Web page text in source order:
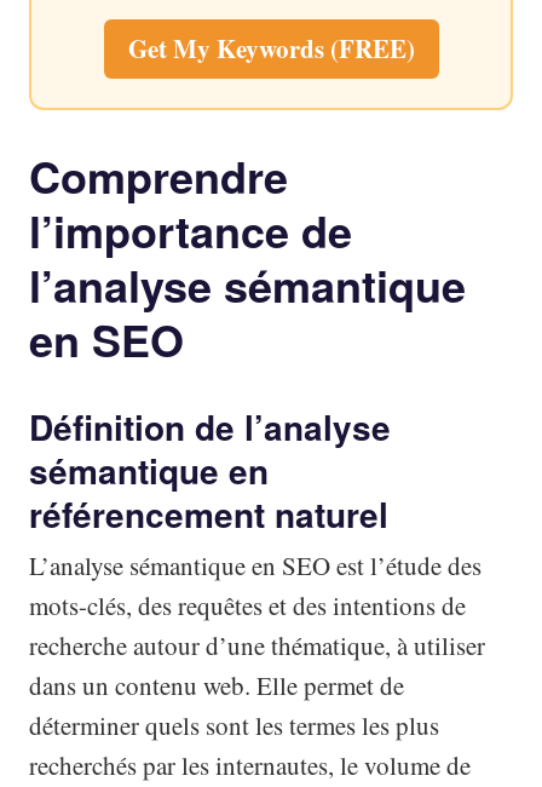
Get My Keywords (FREE)
Comprendre
l’importance de
l’analyse sémantique
en SEO
Définition de l’analyse
sémantique en
référencement naturel
L’analyse sémantique en SEO est l’étude des
mots-clés, des requêtes et des intentions de
recherche autour d’une thématique, à utiliser
dans un contenu web. Elle permet de
déterminer quels sont les termes les plus
recherchés par les internautes, le volume de